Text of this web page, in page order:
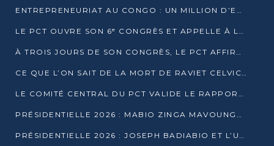
ENTREPRENEURIAT AU CONGO : UN MILLION D’EUROS POUR FINANCER LES STARTUPS DÈS 2026
LE PCT OUVRE SON 6ᵉ CONGRÈS ET APPELLE À LA CANDIDATURE DE DENIS SASSOU NGUESSO
À TROIS JOURS DE SON CONGRÈS, LE PCT AFFIRME AVOIR ATTEINT TOUS SES OBJECTIFS
CE QUE L’ON SAIT DE LA MORT DE RAVIET CELVIC N’TSIANTSIE
LE COMITÉ CENTRAL DU PCT VALIDE LE RAPPORT DU CONGRÈS ET SOUTIENT DENIS SASSOU N’GUESSO
PRÉSIDENTIELLE 2026 : MABIO ZINGA MAVOUNGOU DÉCLARE SA CANDIDATURE ET CHARGE LE BILAN DU PCT
PRÉSIDENTIELLE 2026 : JOSEPH BADIABIO ET L’UDH-YUKI JOUENT LA PRUDENCE